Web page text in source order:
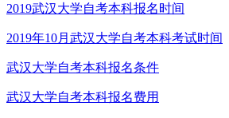
2019武汉大学自考本科报名时间
2019年10月武汉大学自考本科考试时间
武汉大学自考本科报名条件
武汉大学自考本科报名费用